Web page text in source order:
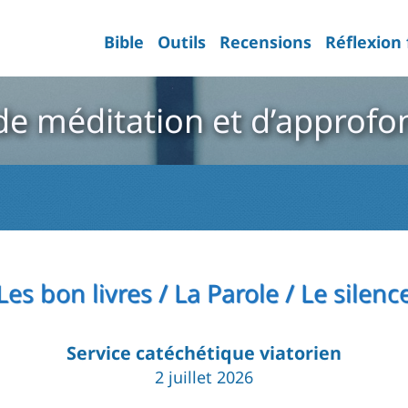
Bible Outils Recensions
méditation et
bon livres / La Parole / Le
Service catéchétique viatorien
2 juillet 2026